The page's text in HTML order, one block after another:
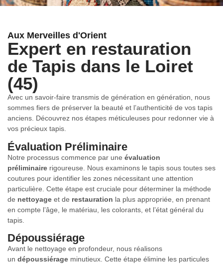
Aux Merveilles d'Orient
Expert en restauration
de Tapis dans le Loiret
(45)
Avec un savoir-faire transmis de génération en génération, nous
sommes fiers de préserver la beauté et l’authenticité de vos tapis
anciens. Découvrez nos étapes méticuleuses pour redonner vie à
vos précieux tapis.
Évaluation Préliminaire
Notre processus commence par une évaluation
préliminaire rigoureuse. Nous examinons le tapis sous toutes ses
coutures pour identifier les zones nécessitant une attention
particulière. Cette étape est cruciale pour déterminer la méthode
de nettoyage et de restauration la plus appropriée, en prenant
en compte l’âge, le matériau, les colorants, et l’état général du
tapis.
Dépoussiérage
Avant le nettoyage en profondeur, nous réalisons
un dépoussiérage minutieux. Cette étape élimine les particules